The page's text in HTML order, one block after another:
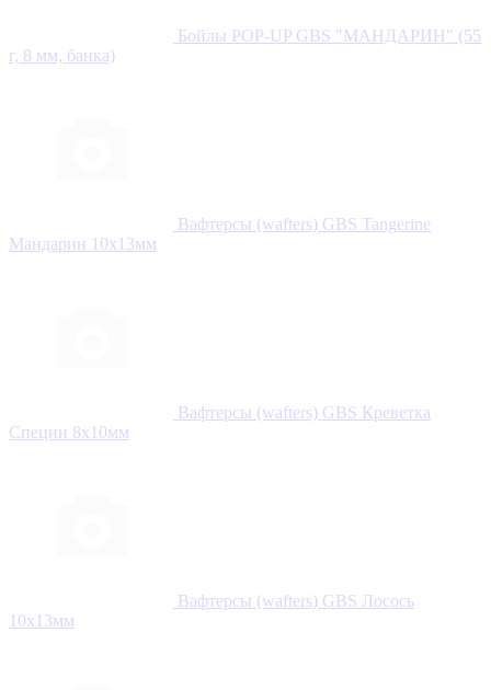
Бойлы POP-UP GBS "МАНДАРИН" (55
г, 8 мм, банка)
Вафтерсы (wafters) GBS Tangerine
Мандарин 10x13мм
Вафтерсы (wafters) GBS Креветка
Специи 8x10мм
Вафтерсы (wafters) GBS Лосось
10x13мм